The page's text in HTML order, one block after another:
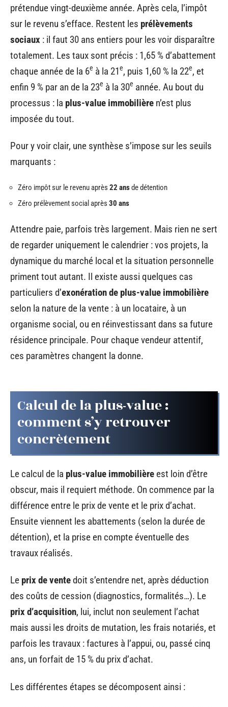
prétendue vingt-deuxième année. Après cela, l’impôt
sur le revenu s’efface. Restent les prélèvements
sociaux : il faut 30 ans entiers pour les voir disparaître
totalement. Les taux sont précis : 1,65 % d’abattement
chaque année de la 6e à la 21e, puis 1,60 % la 22e, et
enfin 9 % par an de la 23e à la 30e année. Au bout du
processus : la plus-value immobilière n’est plus
imposée du tout.
Pour y voir clair, une synthèse s’impose sur les seuils
marquants :
Zéro impôt sur le revenu après 22 ansde détention
Zéro prélèvement social après 30 ans
Attendre paie, parfois très largement. Mais rien ne sert
de regarder uniquement le calendrier : vos projets, la
dynamique du marché local et la situation personnelle
priment tout autant. Il existe aussi quelques cas
particuliers d’exonération de plus-value immobilière
selon la nature de la vente : à un locataire, à un
organisme social, ou en réinvestissant dans sa future
résidence principale. Pour chaque vendeur attentif,
ces paramètres changent la donne.
Calcul de la plus-value :
comment s’y retrouver
concrètement
Le calcul de la plus-value immobilière est loin d’être
obscur, mais il requiert méthode. On commence par la
différence entre le prix de vente et le prix d’achat.
Ensuite viennent les abattements (selon la durée de
détention), et la prise en compte éventuelle des
travaux réalisés.
Le prix de ventedoit s’entendre net, après déduction
des coûts de cession (diagnostics, formalités…). Le
prix d’acquisition, lui, inclut non seulement l’achat
mais aussi les droits de mutation, les frais notariés, et
parfois les travaux : factures à l’appui, ou, passé cinq
ans, un forfait de 15 % du prix d’achat.
Les différentes étapes se décomposent ainsi :